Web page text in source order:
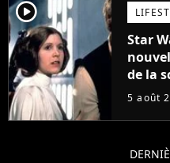
player2
Star
de la
mais
5 août